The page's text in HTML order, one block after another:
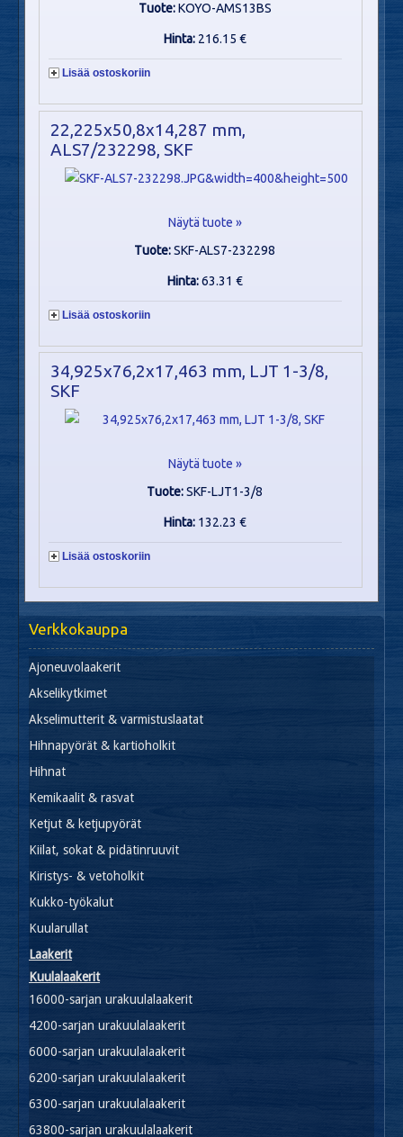
Tuote:KOYO-AMS13BS
Hinta: 216.15 €
Lisää ostoskoriin
22,225x50,8x14,287 mm,
ALS7/232298, SKF
Näytä tuote »
Tuote:SKF-ALS7-232298
Hinta:63.31 €
Lisää ostoskoriin
34,925x76,2x17,463 mm, LJT 1-3/8,
SKF
Näytä tuote »
Tuote:SKF-LJT1-3/8
Hinta: 132.23 €
Lisää ostoskoriin
Verkkokauppa
Ajoneuvolaakerit
Akselikytkimet
Akselimutterit & varmistuslaatat
Hihnapyörät & kartioholkit
Hihnat
Kemikaalit & rasvat
Ketjut & ketjupyörät
Kiilat, sokat & pidätinruuvit
Kiristys- & vetoholkit
Kukko-työkalut
Kuularullat
Laakerit
Kuulalaakerit
16000-sarjan urakuulalaakerit
4200-sarjan urakuulalaakerit
6000-sarjan urakuulalaakerit
6200-sarjan urakuulalaakerit
6300-sarjan urakuulalaakerit
63800-sarjan urakuulalaakerit